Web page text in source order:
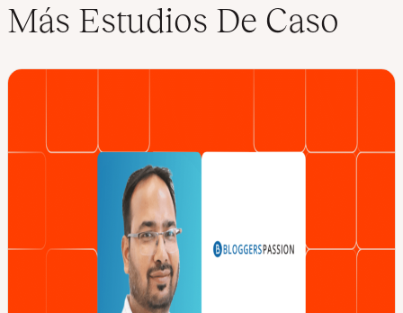
Más Estudios De Caso